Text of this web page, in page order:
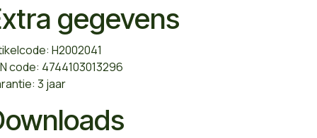
gegevens
H2002041
code: 4744103013296
3 jaar